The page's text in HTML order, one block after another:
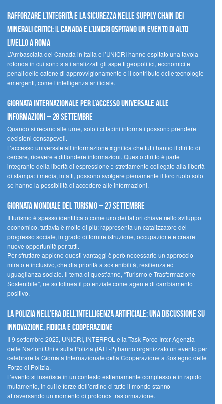
Rafforzare l’integrità e la sicurezza nelle supply chain dei
minerali critici: il Canada e l’UNICRI ospitano un evento di alto
livello a Roma
L’Ambasciata del Canada in Italia e l’UNICRI hanno ospitato una tavola
rotonda in cui sono stati analizzati gli aspetti geopolitici, economici e
penali delle catene di approvvigionamento e il contributo delle tecnologie
emergenti, come l’intelligenza artificiale.
Giornata internazionale per l’accesso universale alle
informazioni – 28 settembre
Quando si recano alle urne, solo i cittadini informati possono prendere
decisioni consapevoli.
L’accesso universale all’informazione significa che tutti hanno il diritto di
cercare, ricevere e diffondere informazioni. Questo diritto è parte
integrante della libertà di espressione e strettamente collegato alla libertà
di stampa: i media, infatti, possono svolgere pienamente il loro ruolo solo
se hanno la possibilità di accedere alle informazioni.
Giornata mondiale del turismo – 27 settembre
Il turismo è spesso identificato come uno dei fattori chiave nello sviluppo
economico, tuttavia è molto di più: rappresenta un catalizzatore del
progresso sociale, in grado di fornire istruzione, occupazione e creare
nuove opportunità per tutti.
Per sfruttare appieno questi vantaggi è però necessario un approccio
mirato e inclusivo, che dia priorità a sostenibilità, resilienza ed
uguaglianza sociale. Il tema di quest’anno, “Turismo e Trasformazione
Sostenibile”, ne sottolinea il potenziale come agente di cambiamento
positivo.
La polizia nell’era dell’Intelligenza Artificiale: una discussione su
innovazione, fiducia e cooperazione
Il 9 settembre 2025, UNICRI, INTERPOL e la Task Force Inter-Agenzia
delle Nazioni Unite sulla Polizia (IATF-P) hanno organizzato un evento per
celebrare la Giornata Internazionale della Cooperazione a Sostegno delle
Forze di Polizia.
L’evento si inserisce in un contesto estremamente complesso e in rapido
mutamento, in cui le forze dell’ordine di tutto il mondo stanno
attraversando un momento di profonda trasformazione.